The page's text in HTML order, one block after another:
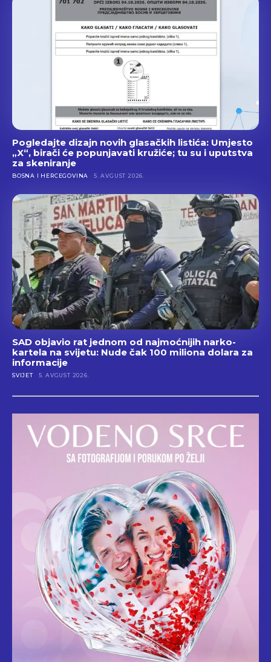
Pogledajte dizajn novih glasačkih listića: Umjesto
„X“, birači će popunjavati kružiće; tu su i uputstva
za skeniranje
BOSNA I HERCEGOVINA 5. AVGUST 2026.
SAD objavio rat jednom od najmoćnijih narko-
kartela na svijetu: Nude čak 100 miliona dolara za
informacije
SVIJET 5. AVGUST 2026.